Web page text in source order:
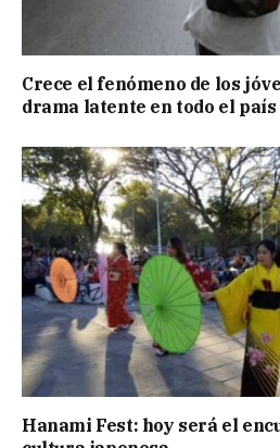
Crece el fenómeno de los
drama latente en todo el país
Hanami Fest: hoy será el